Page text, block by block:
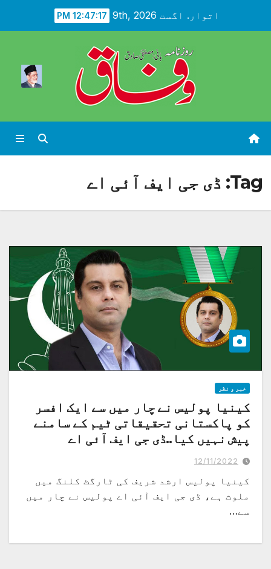
اتوار. اگست 9th, 2026 12:47:19 PM
Tag: ڈی جی ایف آئی اے
خبر و نظر
کینیا پولیس نے چار میں سے ایک افسر
کو پاکستانی تحقیقاتی ٹیم کے سامنے
پیش نہیں کیا..ڈی جی ایف آئی اے
جائے گی، محسن حسن بٹ کی امریکی نشریاتی ادارے سے گفتگو
12/11/2022
کینیا پولیس ارشد شریف کی ٹارگٹ کلنگ میں
ملوث ہے، ڈی جی ایف آئی اے پولیس نے چار میں
سے…